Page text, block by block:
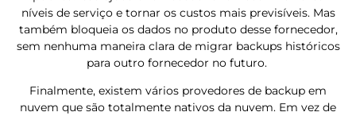
níveis de serviço e tornar os custos mais previsíveis. Mas
também bloqueia os dados no produto desse fornecedor,
sem nenhuma maneira clara de migrar backups históricos
para outro fornecedor no futuro.
Finalmente, existem vários provedores de backup em
nuvem que são totalmente nativos da nuvem. Em vez de